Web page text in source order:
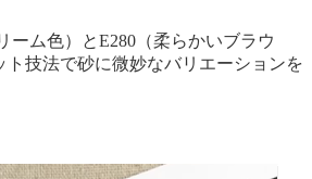
ーム色）とE280（柔らかいブラウ
ト技法で砂に微妙なバリエーションを